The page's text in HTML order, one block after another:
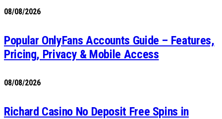
08/08/2026
Popular OnlyFans Accounts Guide – Features,
Pricing, Privacy & Mobile Access
08/08/2026
Richard Casino No Deposit Free Spins in